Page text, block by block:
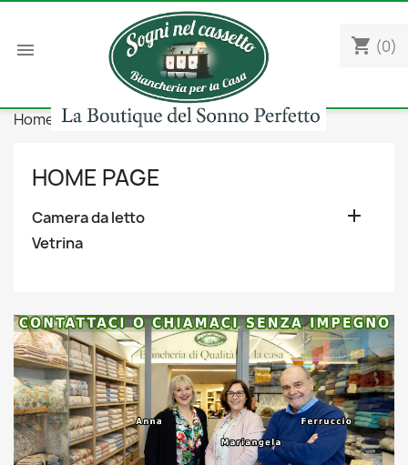
 shopping_cart (0)
Home Camera da letto Piumini
HOME PAGE
Camera da letto 
Vetrina